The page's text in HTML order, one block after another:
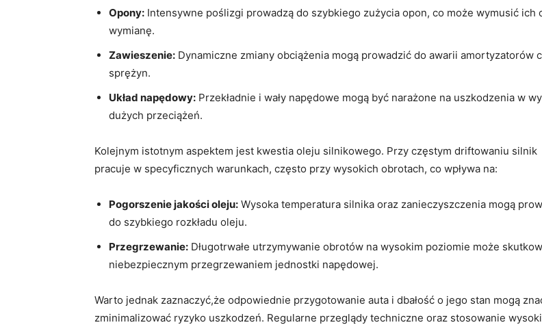
Opony: Intensywne poślizgi prowadzą​ do szybkiego ⁢zużycia opon,‍ co może wymusić ich
wymianę.
Zawieszenie: Dynamiczne zmiany obciążenia mogą prowadzić do awarii amortyzatorów
sprężyn.
Układ napędowy: Przekładnie i wały napędowe mogą być narażone na uszkodzenia w​
dużych przeciążeń.
Kolejnym istotnym aspektem jest kwestia oleju silnikowego. Przy częstym driftowaniu ⁢silnik
pracuje ⁢w ⁢specyficznych warunkach, często przy wysokich ⁣obrotach, co wpływa na:
Pogorszenie jakości oleju: Wysoka⁢ temperatura⁣ silnika oraz ‍zanieczyszczenia mogą
do ‌szybkiego rozkładu oleju.
Przegrzewanie: Długotrwałe utrzymywanie obrotów⁤ na wysokim poziomie może
niebezpiecznym przegrzewaniem jednostki napędowej.
Warto jednak zaznaczyć,że odpowiednie przygotowanie ⁣auta i dbałość o jego stan mogą
zminimalizować ryzyko uszkodzeń. Regularne przeglądy techniczne oraz stosowanie